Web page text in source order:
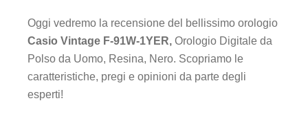
Oggi vedremo la recensione del bellissimo orologio
Casio Vintage F-91W-1YER, Orologio Digitale da
Polso da Uomo, Resina, Nero. Scopriamo le
caratteristiche, pregi e opinioni da parte degli
esperti!